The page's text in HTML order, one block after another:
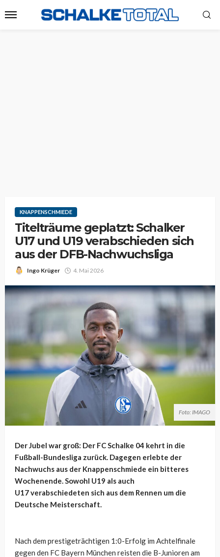
KNAPPENSCHMIEDE
Titelträume geplatzt: Schalker
U17 und U19 verabschieden sich
aus der DFB-Nachwuchsliga
Ingo Krüger 4. Mai 2026
Foto: IMAGO
Der Jubel war groß: Der FC Schalke 04 kehrt in die
Fußball-Bundesliga zurück. Dagegen erlebte der
Nachwuchs aus der Knappenschmiede ein bitteres
Wochenende. Sowohl U19 als auch
U17 verabschiedeten sich aus dem Rennen um die
Deutsche Meisterschaft.
Nach dem prestigeträchtigen 1:0-Erfolg im Achtelfinale
gegen den FC Bayern München reisten die B-Junioren am